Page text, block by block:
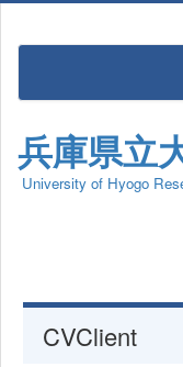
兵庫県立
University of Hyogo
CVClient